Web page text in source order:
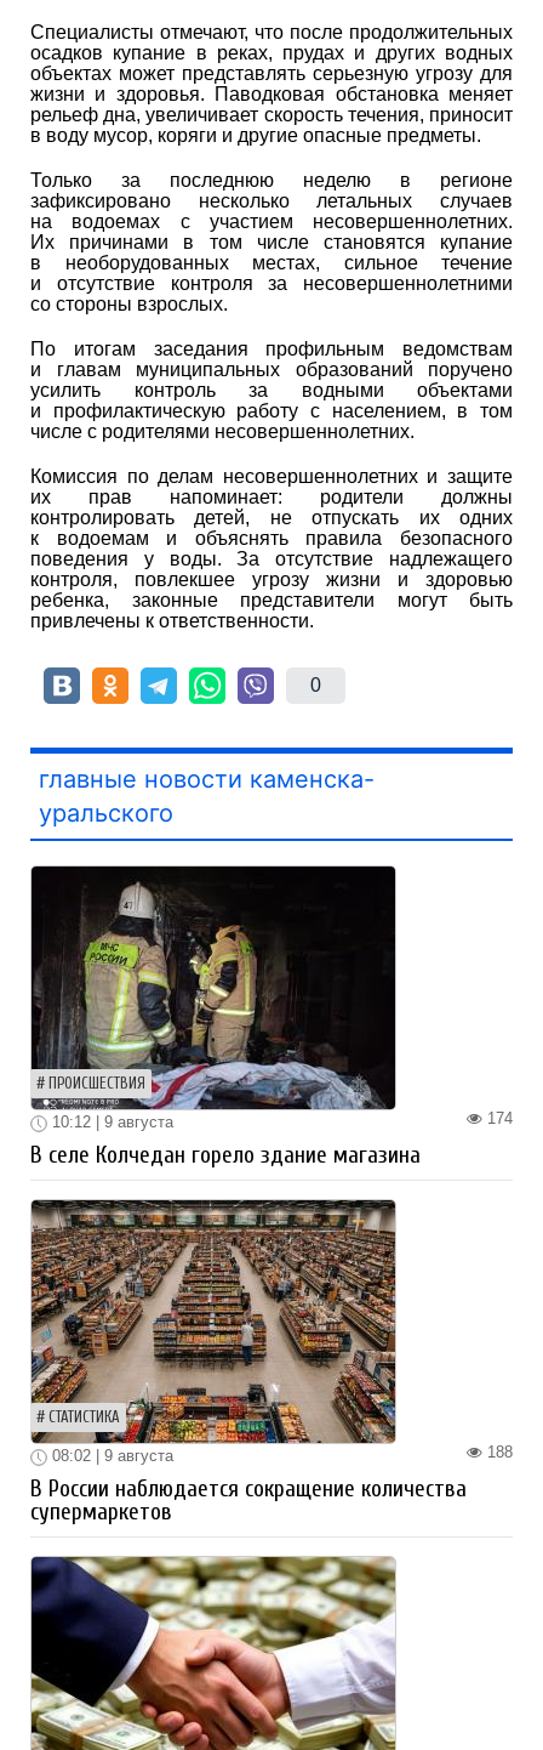
Специалисты отмечают, что после продолжительных
осадков купание в реках, прудах и других водных
объектах может представлять серьезную угрозу для
жизни и здоровья. Паводковая обстановка меняет
рельеф дна, увеличивает скорость течения, приносит
в воду мусор, коряги и другие опасные предметы.
Только за последнюю неделю в регионе
зафиксировано несколько летальных случаев
на водоемах с участием несовершеннолетних.
Их причинами в том числе становятся купание
в необорудованных местах, сильное течение
и отсутствие контроля за несовершеннолетними
со стороны взрослых.
По итогам заседания профильным ведомствам
и главам муниципальных образований поручено
усилить контроль за водными объектами
и профилактическую работу с населением, в том
числе с родителями несовершеннолетних.
Комиссия по делам несовершеннолетних и защите
их прав напоминает: родители должны
контролировать детей, не отпускать их одних
к водоемам и объяснять правила безопасного
поведения у воды. За отсутствие надлежащего
контроля, повлекшее угрозу жизни и здоровью
ребенка, законные представители могут быть
привлечены к ответственности.
0
главные новости каменска-
уральского
ПРОИСШЕСТВИЯ
174
10:12 | 9 августа
В селе Колчедан горело здание магазина
СТАТИСТИКА
188
08:02 | 9 августа
В России наблюдается сокращение количества
супермаркетов